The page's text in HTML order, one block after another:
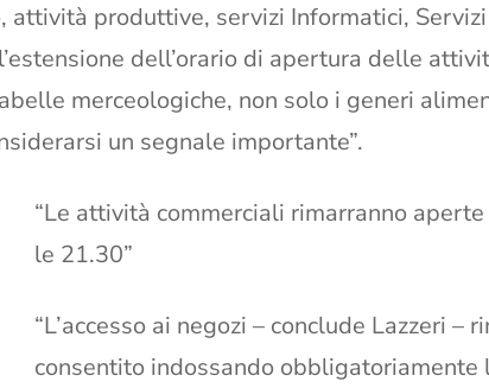
attività produttive, servizi Informatici,
dell’orario di apertura delle
merceologiche, non solo i generi
un segnale importante”.
“Le attività commerciali rimarranno
le 21.30”
“L’accesso ai negozi – conclude Lazzeri –
consentito indossando obbligatoriamente